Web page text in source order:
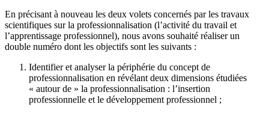
En précisant à nouveau les deux volets concernés par les travaux
scientifiques sur la professionnalisation (l’activité du travail et
l’apprentissage professionnel), nous avons souhaité réaliser un
double numéro dont les objectifs sont les suivants :
Identifier et analyser la périphérie du concept de
professionnalisation en révélant deux dimensions étudiées
« autour de » la professionnalisation : l’insertion
professionnelle et le développement professionnel ;